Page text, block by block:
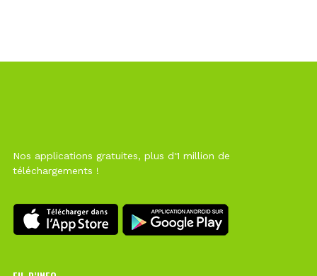
Nos applications gratuites, plus d'1 million de
téléchargements !